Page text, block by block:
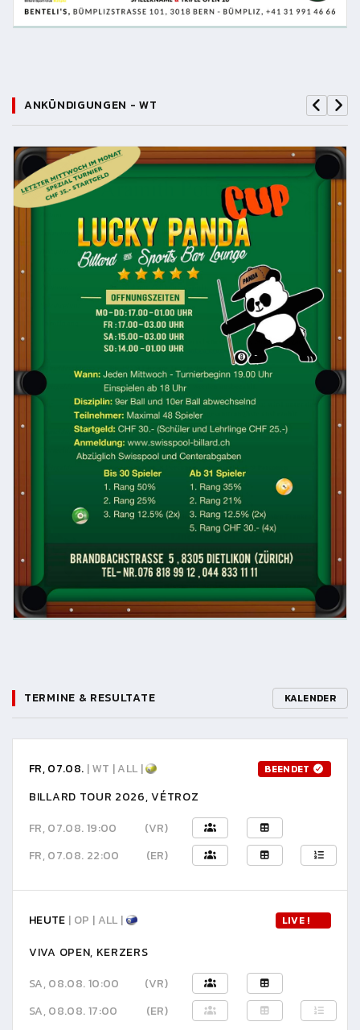
ANKÜNDIGUNGEN - WT
TERMINE & RESULTATE KALENDER
FR, 07.08. | WT | ALL | BEENDET
BILLARD TOUR 2026, VÉTROZ
FR, 07.08. 19:00
(VR)
FR, 07.08. 22:00
(ER)
HEUTE | OP | ALL | LIVE !
VIVA OPEN, KERZERS
SA, 08.08. 10:00
(VR)
SA, 08.08. 17:00
(ER)